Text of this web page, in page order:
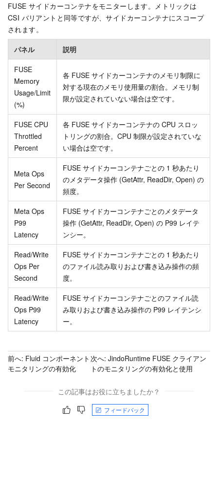
FUSE サイドカーコンテナをモニターします。メトリックは
CSI バリアントと同等ですが、サイドカーコンテナにスコープ
されます。
パネル 説明
FUSE
Memory
Usage/Limit
(%)
各 FUSE サイドカーコンテナのメモリ制限に
対する現在のメモリ使用量の割合。メモリ制
限が設定されていない場合は空です。
FUSE CPU
Throttled
Percent
各 FUSE サイドカーコンテナの CPU スロッ
トリングの割合。CPU 制限が設定されていな
い場合は空です。
Meta Ops
Per Second
FUSE サイドカーコンテナごとの 1 秒あたり
のメタデータ操作 (GetAttr, ReadDir, Open) の
頻度。
Meta Ops
P99
Latency
FUSE サイドカーコンテナごとのメタデータ
操作 (GetAttr, ReadDir, Open) の P99 レイテ
ンシー。
Read/Write
Ops Per
Second
FUSE サイドカーコンテナごとの 1 秒あたり
のファイル読み取りおよび書き込み操作の頻
度。
Read/Write
Ops P99
Latency
FUSE サイドカーコンテナごとのファイル読
み取りおよび書き込み操作の P99 レイテンシ
ー。
前へ: Fluid コンポーネント
モニタリングの有効化
次へ: JindoRuntime FUSE クライアン
トのモニタリングの有効化と使用
この記事はお役に立ちましたか？
フィードバック